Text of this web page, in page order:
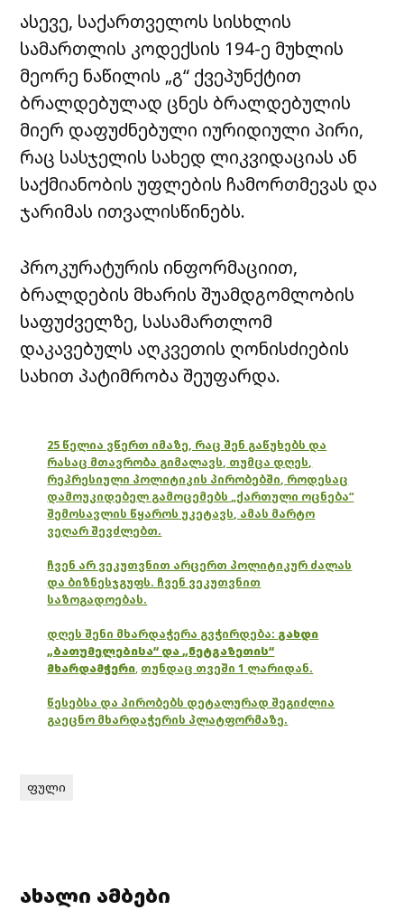
ასევე, საქართველოს სისხლის
სამართლის კოდექსის 194-ე მუხლის
მეორე ნაწილის „გ“ ქვეპუნქტით
ბრალდებულად ცნეს ბრალდებულის
მიერ დაფუძნებული იურიდიული პირი,
რაც სასჯელის სახედ ლიკვიდაციას ან
საქმიანობის უფლების ჩამორთმევას და
ჯარიმას ითვალისწინებს.
პროკურატურის ინფორმაციით,
ბრალდების მხარის შუამდგომლობის
საფუძველზე, სასამართლომ
დაკავებულს აღკვეთის ღონისძიების
სახით პატიმრობა შეუფარდა.
25 წელია ვწერთ იმაზე, რაც შენ გაწუხებს და
რასაც მთავრობა გიმალავს, თუმცა დღეს,
რეპრესიული პოლიტიკის პირობებში, როდესაც
დამოუკიდებელ გამოცემებს „ქართული ოცნება“
შემოსავლის წყაროს უკეტავს, ამას მარტო
ვეღარ შევძლებთ.
ჩვენ არ ვეკუთვნით არცერთ პოლიტიკურ ძალას
და ბიზნესჯგუფს. ჩვენ ვეკუთვნით
საზოგადოებას.
დღეს შენი მხარდაჭერა გვჭირდება: გახდი
„ბათუმელებისა“ და „ნეტგაზეთის“
მხარდამჭერი, თუნდაც თვეში 1 ლარიდან.
წესებსა და პირობებს დეტალურად შეგიძლია
გაეცნო მხარდაჭერის პლატფორმაზე.
ფული
ახალი ამბები